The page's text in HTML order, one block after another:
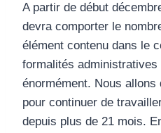
A partir de début
devra comporter le
élément contenu dans le
formalités administratives
énormément. Nous
pour continuer de
depuis plus de 21 mois.